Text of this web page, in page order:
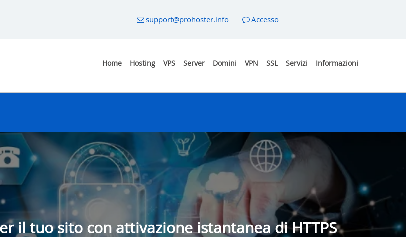
support@prohoster.info Accesso
Home Hosting VPS Server Domini VPN SSL Servizi Informazioni
il tuo sito con attivazione istantanea di HTTPS